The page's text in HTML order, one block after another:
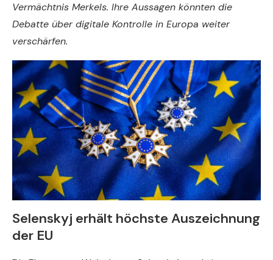
Vermächtnis Merkels. Ihre Aussagen könnten die
Debatte über digitale Kontrolle in Europa weiter
verschärfen.
Selenskyj erhält höchste Auszeichnung
der EU